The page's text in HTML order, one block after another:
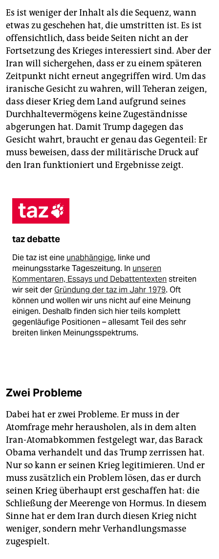
Es ist weniger der Inhalt als die Sequenz, wann
etwas zu geschehen hat, die umstritten ist. Es ist
offensichtlich, dass beide Seiten nicht an der
Fortsetzung des Krieges interessiert sind. Aber der
Iran will sichergehen, dass er zu einem späteren
Zeitpunkt nicht erneut angegriffen wird. Um das
iranische Gesicht zu wahren, will Teheran zeigen,
dass dieser Krieg dem Land aufgrund seines
Durchhaltevermögens keine Zugeständnisse
abgerungen hat. Damit Trump dagegen das
Gesicht wahrt, braucht er genau das Gegenteil: Er
muss beweisen, dass der militärische Druck auf
den Iran funktioniert und Ergebnisse zeigt.
taz debatte
Die taz ist eine unabhängige, linke und
meinungsstarke Tageszeitung. In unseren
Kommentaren, Essays und Debattentexten streiten
wir seit derGründung der taz im Jahr 1979. Oft
können und wollen wir uns nicht auf eine Meinung
einigen. Deshalb finden sich hier teils komplett
gegenläufige Positionen – allesamt Teil des sehr
breiten linken Meinungsspektrums.
Zwei Probleme
Dabei hat er zwei Probleme. Er muss in der
Atomfrage mehr herausholen, als in dem alten
Iran-Atomabkommen festgelegt war, das Barack
Obama verhandelt und das Trump zerrissen hat.
Nur so kann er seinen Krieg legitimieren. Und er
muss zusätzlich ein Problem lösen, das er durch
seinen Krieg überhaupt erst geschaffen hat: die
Schließung der Meerenge von Hormus. In diesem
Sinne hat er dem Iran durch diesen Krieg nicht
weniger, sondern mehr Verhandlungsmasse
zugespielt.